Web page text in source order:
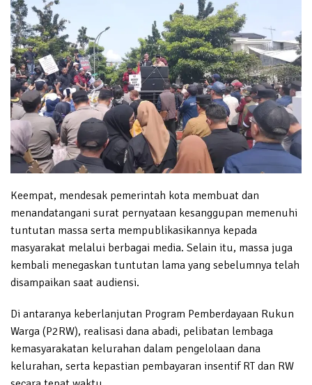
Keempat, mendesak pemerintah kota membuat dan
menandatangani surat pernyataan kesanggupan memenuhi
tuntutan massa serta mempublikasikannya kepada
masyarakat melalui berbagai media. Selain itu, massa juga
kembali menegaskan tuntutan lama yang sebelumnya telah
disampaikan saat audiensi.
Di antaranya keberlanjutan Program Pemberdayaan Rukun
Warga (P2RW), realisasi dana abadi, pelibatan lembaga
kemasyarakatan kelurahan dalam pengelolaan dana
kelurahan, serta kepastian pembayaran insentif RT dan RW